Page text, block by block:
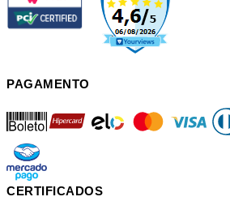
PAGAMENTO
boleto mastercard
mercadopago
CERTIFICADOS